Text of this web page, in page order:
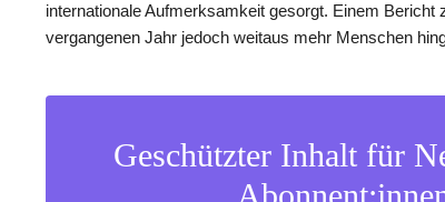
internationale Aufmerksamkeit gesorgt. Einem Bericht
vergangenen Jahr jedoch weitaus mehr Menschen
Geschützter Inhalt für